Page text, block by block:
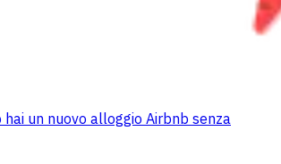
hai un nuovo alloggio Airbnb senza